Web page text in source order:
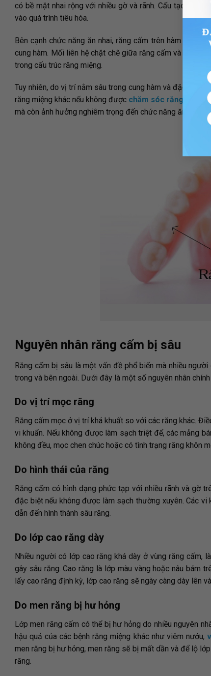
có bề mặt nhai rộng với nhiều gờ và rãnh. Cấu tạo này
vào quá trình tiêu hóa.
Bên cạnh chức năng ăn nhai, răng cấm trên hàm còn
cung hàm. Mối liên hệ chặt chẽ giữa răng cấm và hệ
trong cấu trúc răng miệng.
Tuy nhiên, do vị trí nằm sâu trong cung hàm và đặc
răng miệng khác nếu không được chăm sóc răng miệng
mà còn ảnh hưởng nghiêm trọng đến chức năng ăn nhai,
Nguyên nhân răng cấm bị sâu
Răng cấm bị sâu là một vấn đề phổ biến mà nhiều
trong và bên ngoài. Dưới đây là một số nguyên nhân
Do vị trí mọc răng
Răng cấm mọc ở vị trí khá khuất so với các răng khác.
vi khuẩn. Nếu không được làm sạch triệt để, các mảng
không đều, mọc chen chúc hoặc có tình trạng răng khôn
Do hình thái của răng
Răng cấm có hình dạng phức tạp với nhiều rãnh và gờ
đặc biệt nếu không được làm sạch thường xuyên. Các
dẫn đến hình thành sâu răng.
Do lớp cao răng dày
Nhiều người có lớp cao răng khá dày ở vùng răng cấm,
gây sâu răng. Cao răng là lớp màu vàng hoặc nâu bám
lấy cao răng định kỳ, lớp cao răng sẽ ngày càng dày lên
Do men răng bị hư hỏng
Lớp men răng cấm có thể bị hư hỏng do nhiều nguyên
hậu quả của các bệnh răng miệng khác như viêm nướu,
men răng bị hư hỏng, men răng sẽ bị mất dần và để lộ
răng.